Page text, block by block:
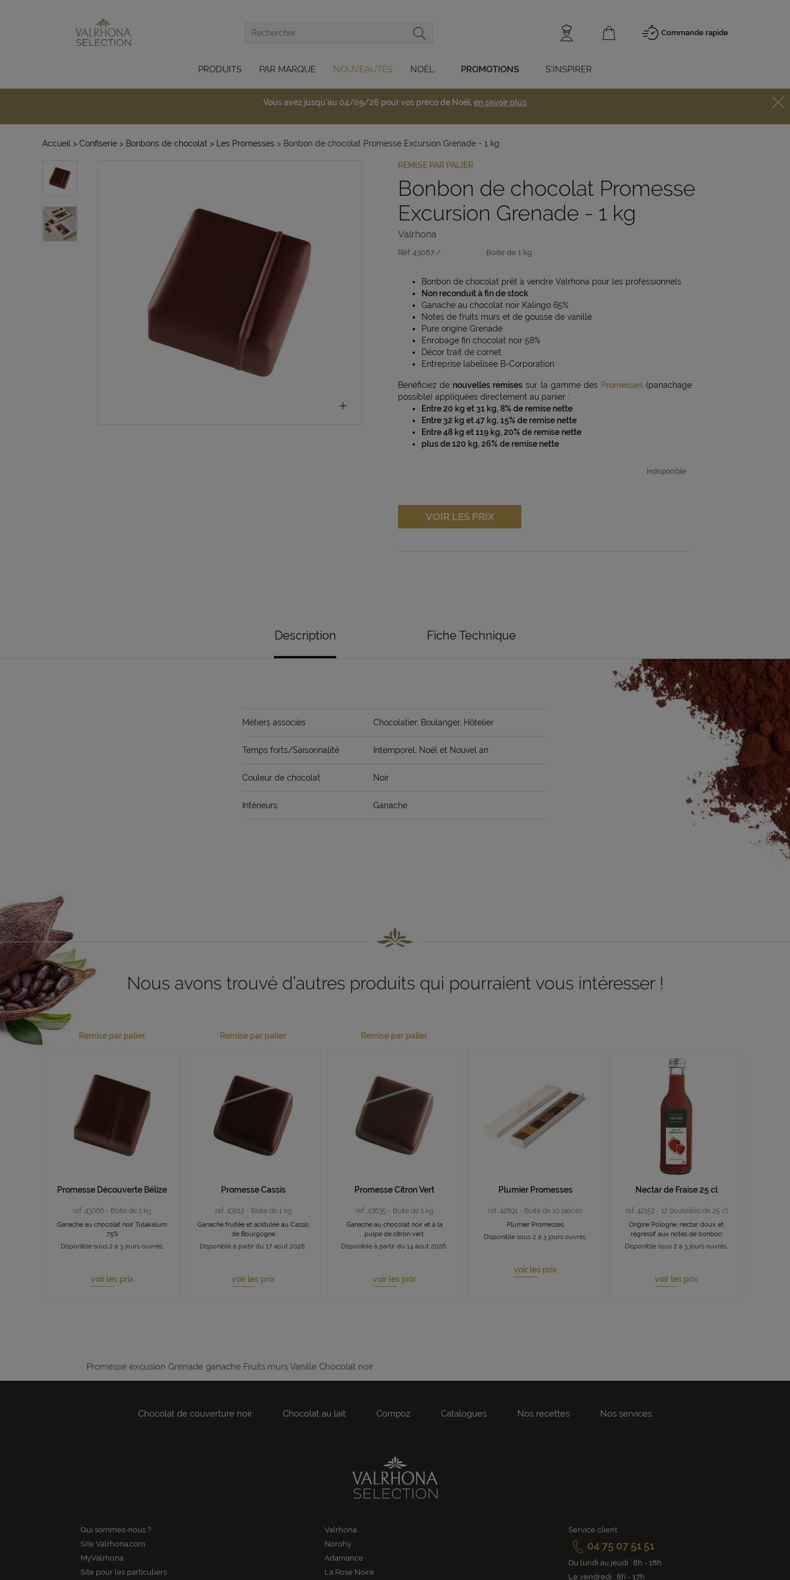
Commande rapide
PRODUITS PAR MARQUE NOUVEAUTÉS NOËL PROMOTIONS S'INSPIRER
Vous avez jusqu'au 04/09/26 pour vos préco de Noël, en savoir plus
Accueil > Confiserie > Bonbons de chocolat > Les Promesses > Bonbon de chocolat Promesse Excursion Grenade - 1 kg
REMISE PAR PALIER
Bonbon de chocolat Promesse
Excursion Grenade - 1 kg
Valrhona
Réf: 43067 / Boite de 1 kg
Bonbon de chocolat prêt à vendre Valrhona pour les professionnels
Non reconduit à fin de stock
Ganache au chocolat noir Kalingo 65%
Notes de fruits murs et de gousse de vanille
Pure origine Grenade
Enrobage fin chocolat noir 58%
Décor trait de cornet
Entreprise labelisée B-Corporation
Bénéficiez de nouvelles remises sur la gamme des Promesses(panachage
possible) appliquées directement au panier :
Entre 20 kg et 31 kg, 8% de remise nette
Entre 32 kg et 47 kg, 15% de remise nette
Entre 48 kg et 119 kg, 20% de remise nette
plus de 120 kg, 26% de remise nette
Indisponible
VOIR LES PRIX
Description Fiche Technique
Métiers associés Chocolatier, Boulanger, Hôtelier
Temps forts/Saisonnalité Intemporel, Noël et Nouvel an
Couleur de chocolat Noir
Intérieurs Ganache
Nous avons trouvé d’autres produits qui pourraient vous intéresser !
Remise par palier
Promesse Découverte Bélize
ref. 43066 - Boite de 1 kg
Ganache au chocolat noir Tulakalum
75%
Disponible sous 2 à 3 jours ouvrés.
voir les prix
Remise par palier
Promesse Cassis
ref. 43012 - Boite de 1 kg
Ganache fruitée et acidulée au Cassis
de Bourgogne
Disponible à partir du 17 aout 2026.
voir les prix
Remise par palier
Promesse Citron Vert
ref. 43635 - Boite de 1 kg
Ganache au chocolat noir et à la
pulpe de citron vert
Disponible à partir du 14 aout 2026.
voir les prix
Plumier Promesses
ref. 42891 - Boite de 10 pièces
Plumier Promesses
Disponible sous 2 à 3 jours ouvrés.
voir les prix
Nectar de Fraise 25 cl
ref. 42152 - 12 bouteilles de 25 cl
Origine Pologne, nectar doux et
régressif aux notes de bonbon
Disponible sous 2 à 3 jours ouvrés.
voir les prix
Promesse excusion Grenade ganache Fruits murs Vanille Chocolat noir
Chocolat de couverture noir Chocolat au lait Compoz Catalogues Nos recettes Nos services
Qui sommes-nous ?
Site Valrhona.com
MyValrhona
Site pour les particuliers
Valrhona
Norohy
Adamance
La Rose Noire
Service client
04 75 07 51 51
Du lundi au jeudi : 8h - 18h
Le vendredi : 8h - 17h